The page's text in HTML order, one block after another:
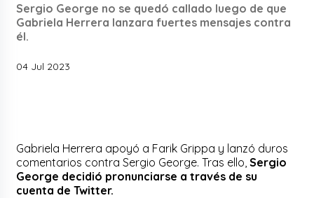
Sergio George no se quedó callado luego de que
Gabriela Herrera lanzara fuertes mensajes contra
él.
04 Jul 2023
Gabriela Herrera apoyó a Farik Grippa y lanzó duros
comentarios contra Sergio George. Tras ello,Sergio
George decidió pronunciarse a través de su
cuenta de Twitter.